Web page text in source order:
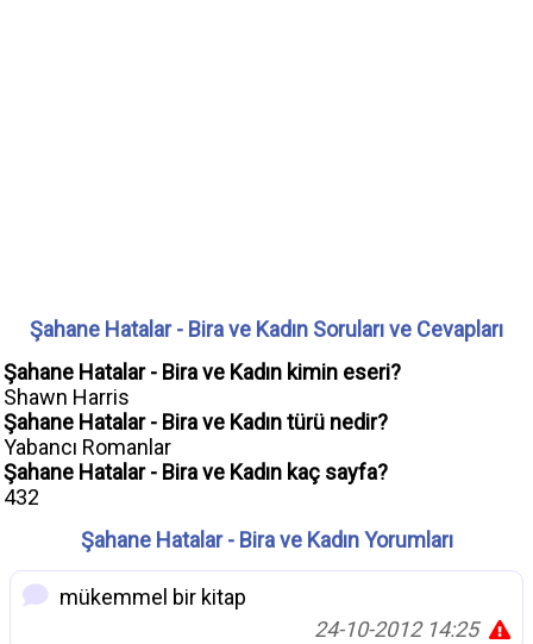
Şahane Hatalar - Bira ve Kadın Soruları ve Cevapları
Şahane Hatalar - Bira ve Kadın kimin eseri?
Shawn Harris
Şahane Hatalar - Bira ve Kadın türü nedir?
Yabancı Romanlar
Şahane Hatalar - Bira ve Kadın kaç sayfa?
432
Şahane Hatalar - Bira ve Kadın Yorumları
mükemmel bir kitap
24-10-2012 14:25